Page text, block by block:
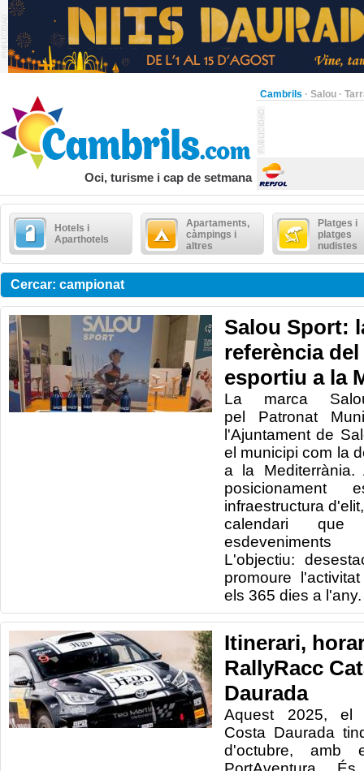
Cambrils · Salou ·
Oci, turisme i cap de setmana
Hotels i
Aparthotels
Apartaments,
càmpings i
altres
Platges i
platges
nudistes
Cercar: campionat
Salou Sport:
referència
esportiu a la
La marca
pel Patronat
l'Ajuntament de
el municipi com la
a la Mediterrània.
infraestructura
calendari
L'objectiu:
promoure
els 365 dies a l'any.
Itinerari,
RallyRacc
Daurada
Aquest 2025, el
Costa Daurada
d'octubre, amb